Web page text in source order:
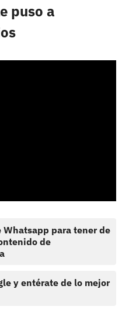
puso a
Whatsapp para tener de
de
y entérate de lo mejor